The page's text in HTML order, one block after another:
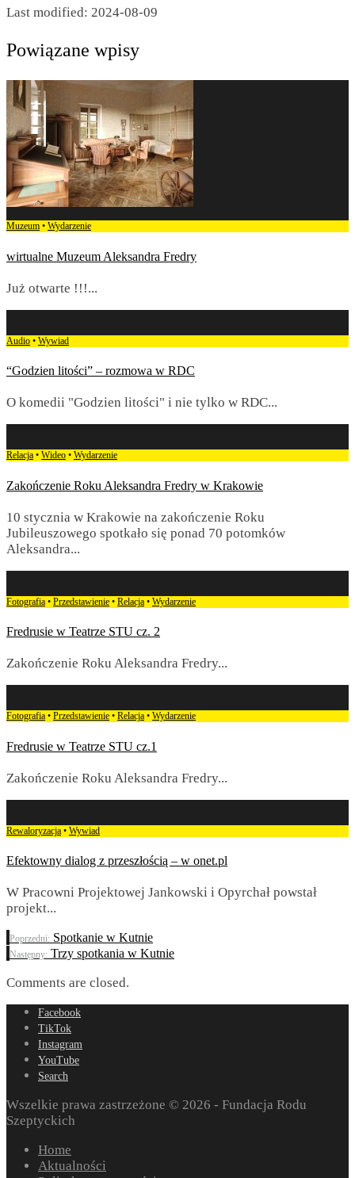
Last modified: 2024-08-09
Powiązane wpisy
Muzeum • Wydarzenie
wirtualne Muzeum Aleksandra Fredry
Już otwarte !!!...
Audio • Wywiad
“Godzien litości” – rozmowa w RDC
O komedii "Godzien litości" i nie tylko w RDC...
Relacja • Wideo • Wydarzenie
Zakończenie Roku Aleksandra Fredry w Krakowie
10 stycznia w Krakowie na zakończenie Roku
Jubileuszowego spotkało się ponad 70 potomków
Aleksandra...
Fotografia • Przedstawienie • Relacja • Wydarzenie
Fredrusie w Teatrze STU cz. 2
Zakończenie Roku Aleksandra Fredry...
Fotografia • Przedstawienie • Relacja • Wydarzenie
Fredrusie w Teatrze STU cz.1
Zakończenie Roku Aleksandra Fredry...
Rewaloryzacja • Wywiad
Efektowny dialog z przeszłością – w onet.pl
W Pracowni Projektowej Jankowski i Opyrchał powstał
projekt...
Poprzedni: Spotkanie w Kutnie
Następny: Trzy spotkania w Kutnie
Comments are closed.
Facebook
TikTok
Instagram
YouTube
Search
Wszelkie prawa zastrzeżone © 2026 - Fundacja Rodu
Szeptyckich
Home
Aktualności